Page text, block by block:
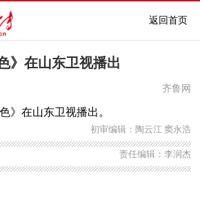
返回首页
》在山东卫视播出
齐鲁网
在山东卫视播出。
初审编辑：陶云江 窦永浩
责任编辑：李润杰